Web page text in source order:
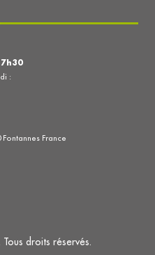
France
:
droits réservés.